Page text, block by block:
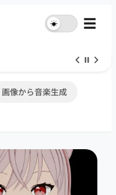
☀︎ ☰
画像から音楽生成